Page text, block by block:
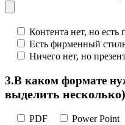
Контента нет, но
Есть фирменный
Ничего нет, но
3.В каком формате
выделить несколько)
PDF Power Point